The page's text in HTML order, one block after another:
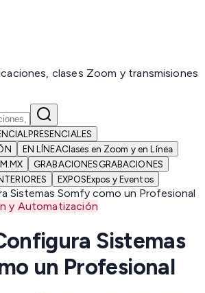
clases Zoom y transmisiones
PRESENCIALES
EN LÍNEAClases en Zoom y en Línea
GRABACIONESGRABACIONES
EXPOSExpos y Eventos
y Automatización
Sistemas
un Profesional